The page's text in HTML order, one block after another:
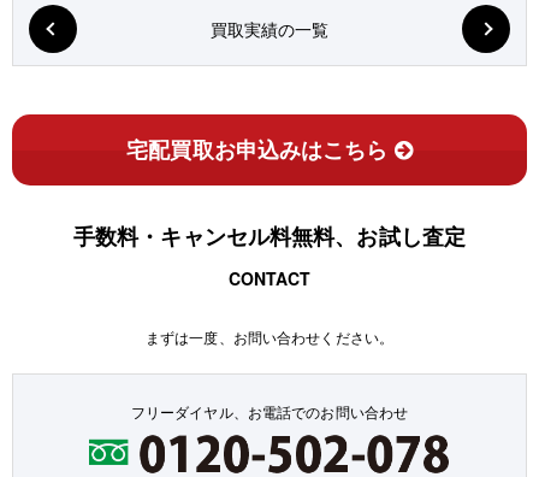
買取実績の一覧
宅配買取お申込みはこちら
手数料・キャンセル料無料、お試し査定
CONTACT
まずは一度、お問い合わせください。
フリーダイヤル、お電話でのお問い合わせ